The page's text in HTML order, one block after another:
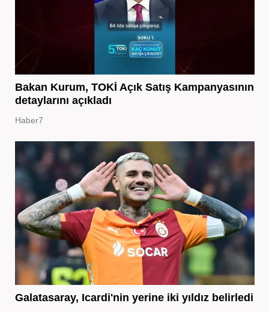
Bakan Kurum, TOKİ Açık Satış Kampanyasının
detaylarını açıkladı
Haber7
Galatasaray, Icardi'nin yerine iki yıldız belirledi